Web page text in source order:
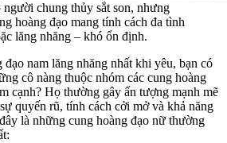
chung thủy sắt son, nhưng
hoàng đạo mang tính cách đa tình
lăng nhăng – khó ổn định.
nam lăng nhăng nhất khi yêu, bạn có
cô nàng thuộc nhóm các cung hoàng
cạnh? Họ thường gây ấn tượng mạnh mẽ
quyến rũ, tính cách cởi mở và khả năng
là những cung hoàng đạo nữ thường